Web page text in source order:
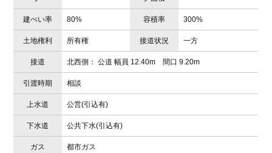
建ぺい率 80% 容積率 300%
土地権利 所有権 接道状況 一方
接道 北西側： 公道 幅員 12.40m 間口 9.20m
引渡時期 相談
上水道 公営(引込有)
下水道 公共下水(引込有)
ガス 都市ガス